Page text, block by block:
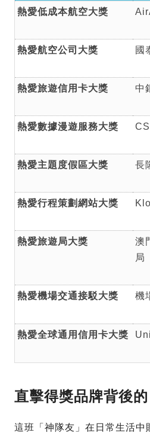
熱愛低成本航空大獎
熱愛航空公司大獎 國
熱愛旅遊信用卡大獎 中
熱愛數據漫遊服務大獎
熱愛主題度假區大獎 長
熱愛行程策劃網站大獎
熱愛旅遊局大獎
澳
局
熱愛機場交通接駁大獎 機
熱愛全球通用信用卡大獎
直擊得獎品牌背後的
這班「神隊友」在日常生活中